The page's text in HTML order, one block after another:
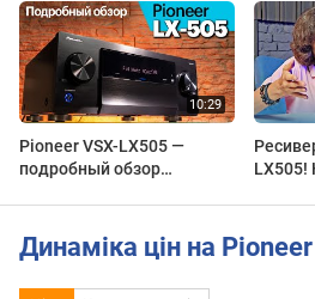
Pioneer VSX-LX505 —
подробный обзор
LX505!
Динаміка цін на